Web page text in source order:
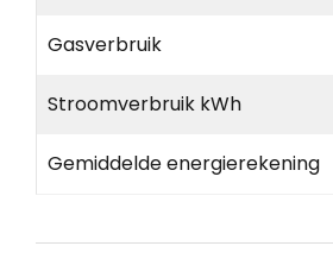
Gasverbruik
Stroomverbruik kWh
Gemiddelde energierekening